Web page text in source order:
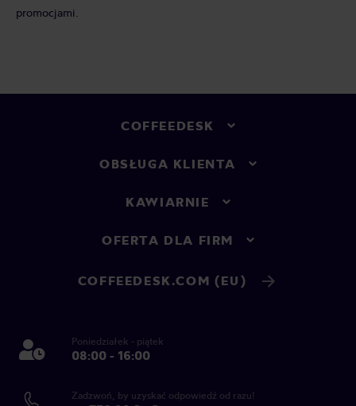
promocjami.
COFFEEDESK
OBSŁUGA KLIENTA
KAWIARNIE
OFERTA DLA FIRM
COFFEEDESK.COM (EU)
Poniedziałek - piątek
08:00 - 16:00
Zadzwoń, by uzyskać odpowiedź od razu!